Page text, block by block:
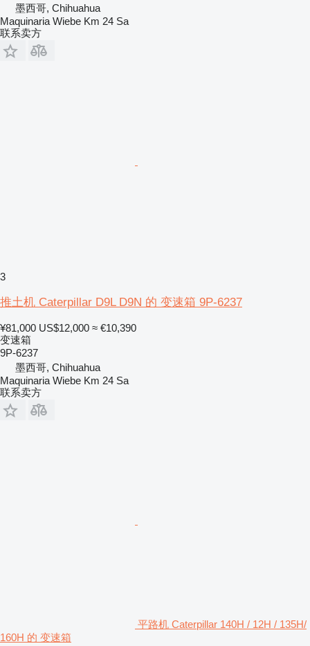
墨西哥, Chihuahua
Maquinaria Wiebe Km 24 Sa
联系卖方
3
推土机 Caterpillar D9L D9N 的 变速箱 9P-6237
¥81,000 US$12,000 ≈ €10,390
变速箱
9P-6237
墨西哥, Chihuahua
Maquinaria Wiebe Km 24 Sa
联系卖方
平路机 Caterpillar 140H / 12H / 135H/
160H 的 变速箱